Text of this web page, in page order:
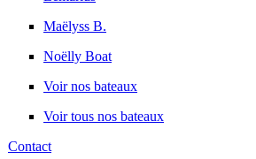
Maëlyss B.
Noëlly Boat
Voir nos bateaux
Voir tous nos bateaux
Contact